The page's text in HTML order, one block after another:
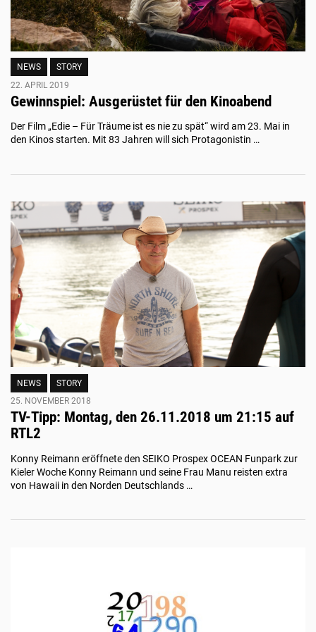
NEWS
STORY
22. APRIL 2019
Gewinnspiel: Ausgerüstet für den Kinoabend
Der Film „Edie – Für Träume ist es nie zu spät“ wird am 23. Mai in
den Kinos starten. Mit 83 Jahren will sich Protagonistin …
NEWS
STORY
25. NOVEMBER 2018
TV-Tipp: Montag, den 26.11.2018 um 21:15 auf
RTL2
Konny Reimann eröffnete den SEIKO Prospex OCEAN Funpark zur
Kieler Woche Konny Reimann und seine Frau Manu reisten extra
von Hawaii in den Norden Deutschlands …